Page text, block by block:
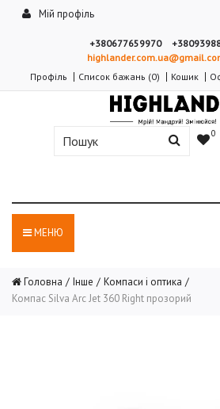
Мій профіль
+380677659970
Профіль
Список бажань (0) Кошик
0
МЕНЮ
Головна Інше
Компаси і оптика
Компас Silva Arc Jet 360 Right прозорий